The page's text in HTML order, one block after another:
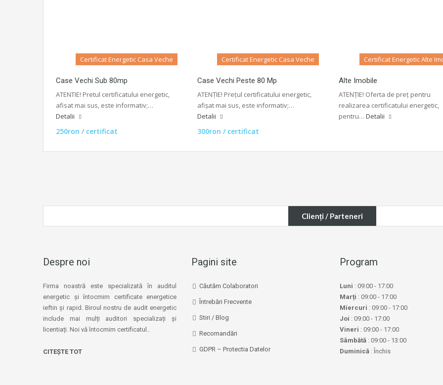
Certificat Energetic Casa Veche
Case Vechi Sub 80mp
ATENTIE! Pretul certificatului energetic,
afisat mai sus, este informativ;…
Detalii
250ron / certificat
Certificat Energetic Casa Veche
Case Vechi Peste 80 Mp
ATENȚIE! Prețul certificatului energetic,
afișat mai sus, este informativ;…
Detalii
300ron / certificat
Certificat Energetic Alte
Alte Imobile
ATENȚIE! Oferta de preț pentru
realizarea certificatului energetic,
pentru… Detalii
Clienți / Parteneri
Despre noi
Firma noastră este specializată în auditul
energetic și întocmim certificate energetice
ieftin și rapid. Biroul nostru de audit energetic
include mai mulți auditori specializați și
licentiați. Noi vă întocmim certificatul..
CITEȘTE TOT
Pagini site
Căutăm Colaboratori
Întrebări Frecvente
Stiri / Blog
Recomandări
GDPR – Protectia Datelor
Program
Luni : 09:00 - 17:00
Marți : 09:00 - 17:00
Miercuri : 09:00 - 17:00
Joi : 09:00 - 17:00
Vineri : 09:00 - 17:00
Sâmbătă : 09:00 - 13:00
Duminică : Închis